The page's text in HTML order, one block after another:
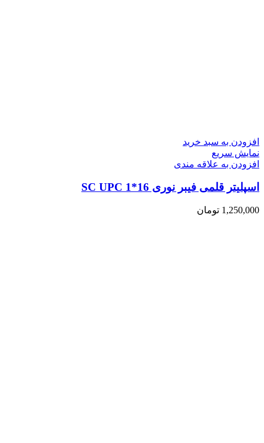
افزودن به سبد خرید
نمایش سریع
افزودن به علاقه مندی
اسپلیتر قلمی فیبر نوری 16*1 SC UPC
1,250,000 تومان